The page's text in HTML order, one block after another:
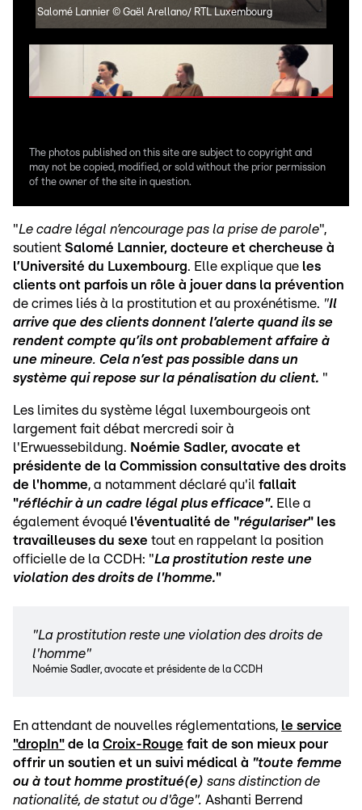
Salomé Lannier © Gaël Arellano/ RTL Luxembourg
The photos published on this site are subject to copyright and
may not be copied, modified, or sold without the prior permission
of the owner of the site in question.
"Le cadre légal n’encourage pas la prise de parole",
soutient Salomé Lannier, docteure et chercheuse à
l’Université du Luxembourg. Elle explique que les
clients ont parfois un rôle à jouer dans la prévention
de crimes liés à la prostitution et au proxénétisme. "Il
arrive que des clients donnent l’alerte quand ils se
rendent compte qu’ils ont probablement affaire à
une mineure. Cela n’est pas possible dans un
système qui repose sur la pénalisation du client. "
Les limites du système légal luxembourgeois ont
largement fait débat mercredi soir à
l'Erwuessebildung. Noémie Sadler, avocate et
présidente de la Commission consultative des droits
de l'homme, a notamment déclaré qu'il fallait
"réfléchir à un cadre légal plus efficace". Elle a
également évoqué l'éventualité de "régulariser" les
travailleuses du sexe tout en rappelant la position
officielle de la CCDH: "La prostitution reste une
violation des droits de l'homme."
"La prostitution reste une violation des droits de
l'homme"
Noémie Sadler, avocate et présidente de la CCDH
En attendant de nouvelles réglementations, le service
"dropIn" de la Croix-Rouge fait de son mieux pour
offrir un soutien et un suivi médical à "toute femme
ou à tout homme prostitué(e) sans distinction de
nationalité, de statut ou d'âge". Ashanti Berrend